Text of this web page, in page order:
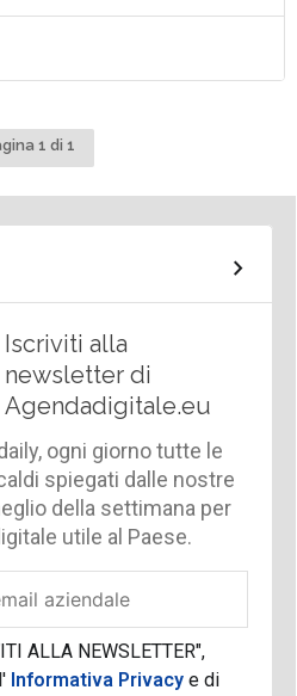
1 di 1
Iscriviti alla
newsletter di
Agendadigitale.eu
ogni giorno tutte le
spiegati dalle nostre
della settimana per
utile al Paese.
ALLA NEWSLETTER",
Informativa Privacy e di